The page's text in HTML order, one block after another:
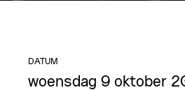
DATUM
woensdag 9 oktober